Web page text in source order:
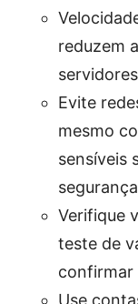
reduzem
Evite
mesmo
sensíveis
Verifique
teste de
confirmar
Use